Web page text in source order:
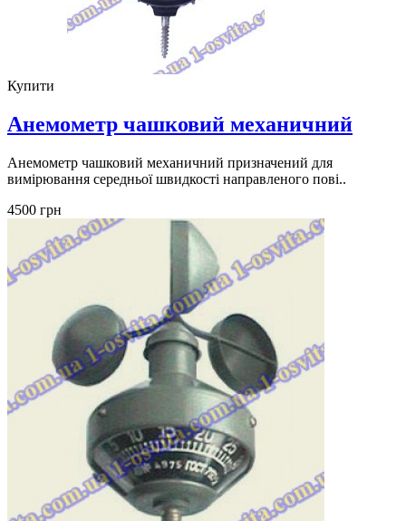
Купити
Анемометр чашковий механичний
Анемометр чашковий механичний призначений для
вимірювання середньої швидкості направленого пові..
4500 грн